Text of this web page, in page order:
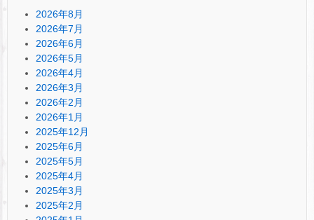
2026年8月
2026年7月
2026年6月
2026年5月
2026年4月
2026年3月
2026年2月
2026年1月
2025年12月
2025年6月
2025年5月
2025年4月
2025年3月
2025年2月